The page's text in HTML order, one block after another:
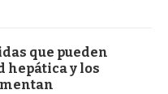
que pueden
hepática y los